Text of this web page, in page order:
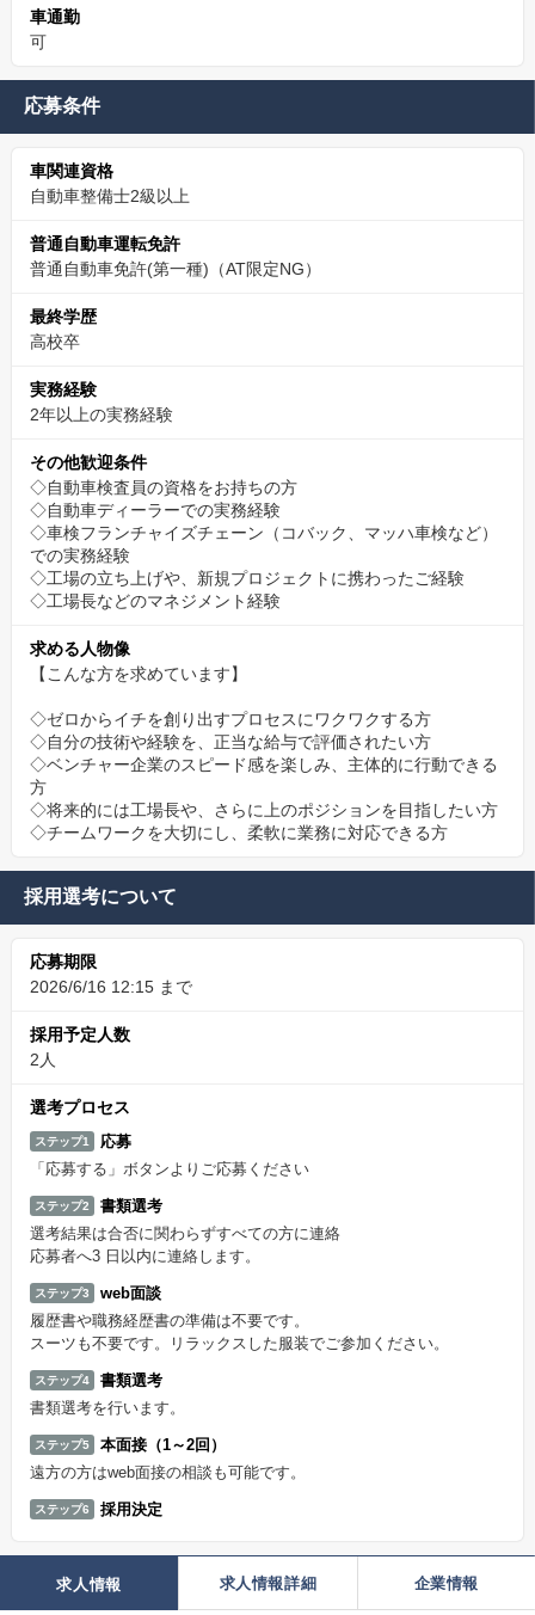
車通勤
可
応募条件
車関連資格
自動車整備士2級以上
普通自動車運転免許
普通自動車免許(第一種)（AT限定NG）
最終学歴
高校卒
実務経験
2年以上の実務経験
その他歓迎条件
◇自動車検査員の資格をお持ちの方
◇自動車ディーラーでの実務経験
◇車検フランチャイズチェーン（コバック、マッハ車検など）
での実務経験
◇工場の立ち上げや、新規プロジェクトに携わったご経験
◇工場長などのマネジメント経験
求める人物像
【こんな方を求めています】
◇ゼロからイチを創り出すプロセスにワクワクする方
◇自分の技術や経験を、正当な給与で評価されたい方
◇ベンチャー企業のスピード感を楽しみ、主体的に行動できる
方
◇将来的には工場長や、さらに上のポジションを目指したい方
◇チームワークを大切にし、柔軟に業務に対応できる方
採用選考について
応募期限
2026/6/16 12:15 まで
採用予定人数
2人
選考プロセス
ステップ1
応募
「応募する」ボタンよりご応募ください
ステップ2
書類選考
選考結果は合否に関わらずすべての方に連絡
応募者へ3 日以内に連絡します。
ステップ3
web面談
履歴書や職務経歴書の準備は不要です。
スーツも不要です。リラックスした服装でご参加ください。
ステップ4
書類選考
書類選考を行います。
ステップ5
本面接（1～2回）
遠方の方はweb面接の相談も可能です。
ステップ6 採用決定
求人情報 求人情報詳細 企業情報